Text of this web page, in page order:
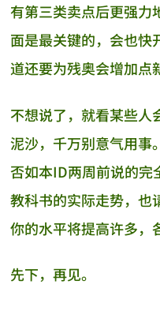
有第三类卖点后更强力
面是最关键的，会也快
道还要为残奥会增加点
不想说了，就看某些人
泥沙，千万别意气用事
否如本ID两周前说的完
教科书的实际走势，也
你的水平将提高许多，
先下，再见。